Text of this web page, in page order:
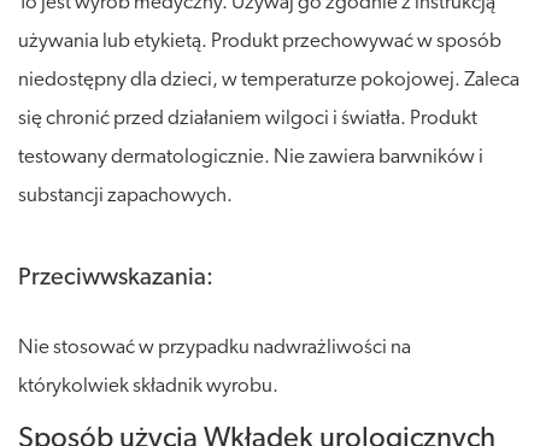
używania lub etykietą. Produkt przechowywać w sposób
niedostępny dla dzieci, w temperaturze pokojowej. Zaleca
się chronić przed działaniem wilgoci i światła. Produkt
testowany dermatologicznie. Nie zawiera barwników i
substancji zapachowych.
Przeciwwskazania:
Nie stosować w przypadku nadwrażliwości na
którykolwiek składnik wyrobu.
Sposób użycia Wkładek urologicznych